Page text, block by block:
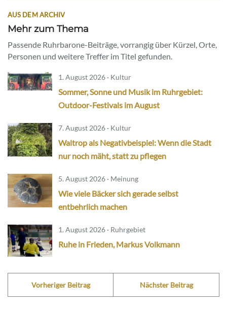
AUS DEM ARCHIV
Mehr zum Thema
Passende Ruhrbarone-Beiträge, vorrangig über Kürzel, Orte,
Personen und weitere Treffer im Titel gefunden.
1. August 2026 · Kultur
Sommer, Sonne und Musik im Ruhrgebiet:
Outdoor-Festivals im August
7. August 2026 · Kultur
Waltrop als Negativbeispiel: Wenn die Stadt
nur noch mäht, statt zu pflegen
5. August 2026 · Meinung
Wie viele Bäcker sich gerade selbst
entbehrlich machen
1. August 2026 · Ruhrgebiet
Ruhe in Frieden, Markus Volkmann
Vorheriger Beitrag Nächster Beitrag